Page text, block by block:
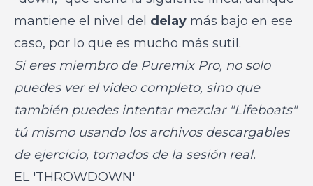
mantiene el nivel del delay más bajo en ese
caso, por lo que es mucho más sutil.
Si eres miembro de Puremix Pro, no solo
puedes ver el video completo, sino que
también puedes intentar mezclar "Lifeboats"
tú mismo usando los archivos descargables
de ejercicio, tomados de la sesión real.
EL 'THROWDOWN'